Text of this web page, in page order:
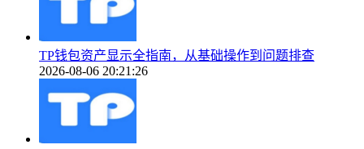
TP钱包资产显示全指南，从基础操作到问题排查
2026-08-06 20:21:26